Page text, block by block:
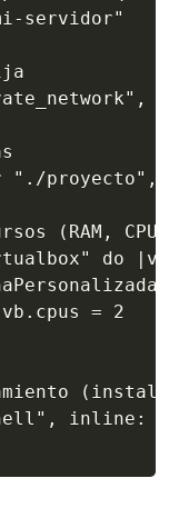
servidor"
"./
(RAM,
do
= 2
inline: